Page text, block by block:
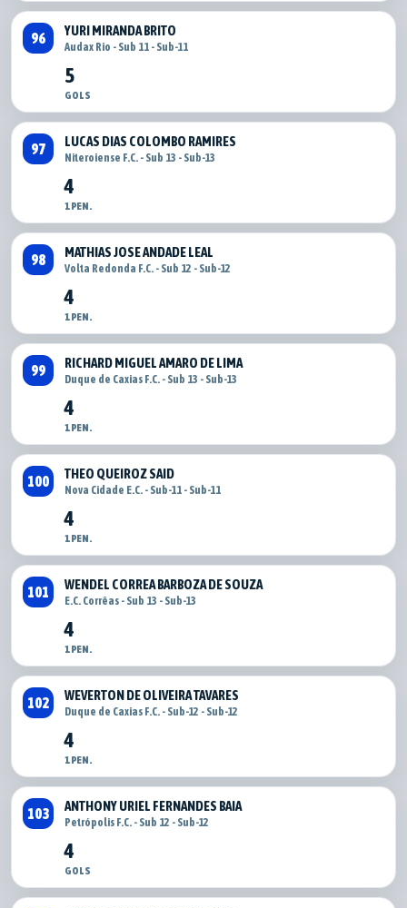
96 YURI MIRANDA BRITO
Audax Rio - Sub 11 - Sub-11
5
GOLS
97 LUCAS DIAS COLOMBO RAMIRES
Niteroiense F.C. - Sub 13 - Sub-13
4
1 PEN.
98 MATHIAS JOSE ANDADE LEAL
Volta Redonda F.C. - Sub 12 - Sub-12
4
1 PEN.
99 RICHARD MIGUEL AMARO DE LIMA
Duque de Caxias F.C. - Sub 13 - Sub-13
4
1 PEN.
100 THEO QUEIROZ SAID
Nova Cidade E.C. - Sub-11 - Sub-11
4
1 PEN.
101 WENDEL CORREA BARBOZA DE SOUZA
E.C. Corrêas - Sub 13 - Sub-13
4
1 PEN.
102 WEVERTON DE OLIVEIRA TAVARES
Duque de Caxias F.C. - Sub-12 - Sub-12
4
1 PEN.
103 ANTHONY URIEL FERNANDES BAIA
Petrópolis F.C. - Sub 12 - Sub-12
4
GOLS